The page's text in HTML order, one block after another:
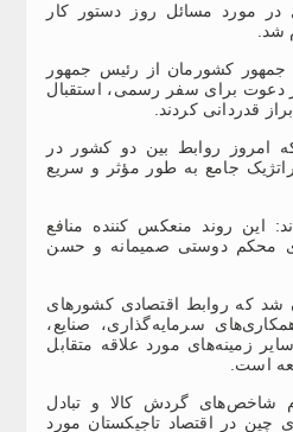
در مورد مسائل روز دستور کار
شد.
جمهور کشورمان از رئیس جمهور
برای سفر رسمی، استقبال
قدردانی کردند.
امروز روابط بین دو کشور در
جامع به طور مؤثر و سریع
این روند منعکس کننده منافع
محکم دوستی صمیمانه و حسن
شد که روابط اقتصادی کشورهای
سرمایه‌گذاری، صنایع،
زمینه‌های مورد علاقه متقابل
است.
شاخص‌های گردش کالا و تبادل
چین در اقتصاد تاجیکستان مورد